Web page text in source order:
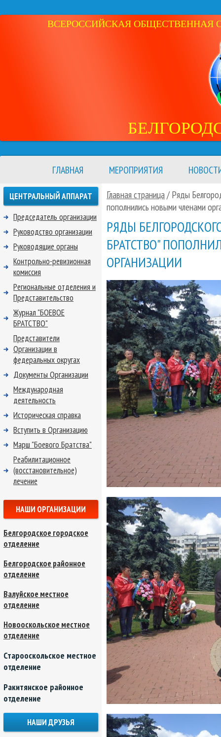
ВСЕРОССИЙСКАЯ ОБЩЕСТВЕННАЯ
ГЛАВНАЯ МЕРОПРИЯТИЯ
Главная страница/ Ряды
пополнились новыми членами
РЯДЫ
БРАТСТВО"
ОРГАНИЗАЦИИ
ЦЕНТРАЛЬНЫЙ АППАРАТ
Председатель организации
Руководство организации
Руководящие органы
Контрольно-ревизионная
комиссия
Региональные отделения и
Представительство
Журнал "БОЕВОЕ
БРАТСТВО"
Представители
Организации в
федеральных округах
Документы Организации
Международная
деятельность
Историческая справка
Вступить в Организацию
Марш "Боевого Братства"
Реабилитационное
(восстановительное)
лечение
НАШИ ОРГАНИЗАЦИИ
Белгородское городское
отделение
Белгородское районное
отделение
Валуйское местное
отделение
Новооскольское местное
отделение
Старооскольское местное
отделение
Ракитянское районное
отделение
НАШИ ДРУЗЬЯ